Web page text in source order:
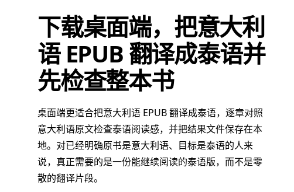
下载桌面端，把意大利
语 EPUB 翻译成泰语并
先检查整本书
桌面端更适合把意大利语 EPUB 翻译成泰语，逐章对照
意大利语原文检查泰语阅读感，并把结果文件保存在本
地。对已经明确原书是意大利语、目标是泰语的人来
说，真正需要的是一份能继续阅读的泰语版，而不是零
散的翻译片段。